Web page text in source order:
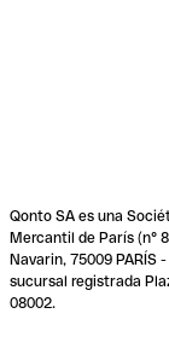
Qonto SA es una
Mercantil de París (n°
Navarin, 75009 PARÍS
sucursal registrada
08002.